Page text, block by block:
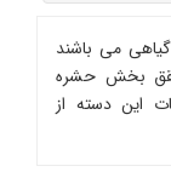
می باشند
بخش حشره
این دسته از